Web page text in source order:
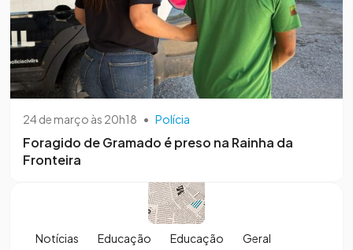
24 de março às 20h18 • Polícia
Foragido de Gramado é preso na Rainha da
Fronteira
Notícias Educação Educação Geral